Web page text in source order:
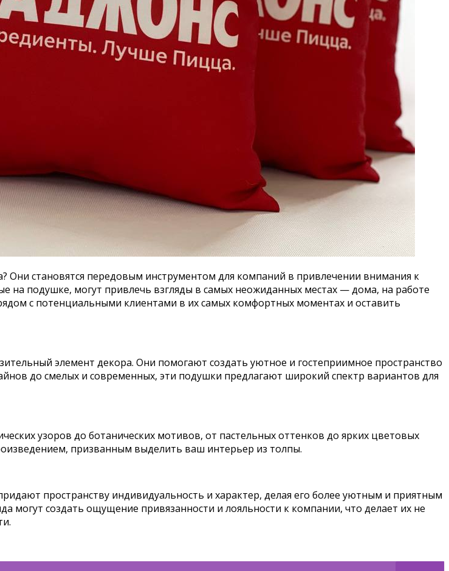
становятся передовым инструментом для компаний в привлечении внимания к
на подушке, могут привлечь взгляды в самых неожиданных местах — дома, на работе
с потенциальными клиентами в их самых комфортных моментах и оставить
элемент декора. Они помогают создать уютное и гостеприимное пространство
до смелых и современных, эти подушки предлагают широкий спектр вариантов для
узоров до ботанических мотивов, от пастельных оттенков до ярких цветовых
призванным выделить ваш интерьер из толпы.
пространству индивидуальность и характер, делая его более уютным и приятным
создать ощущение привязанности и лояльности к компании, что делает их не